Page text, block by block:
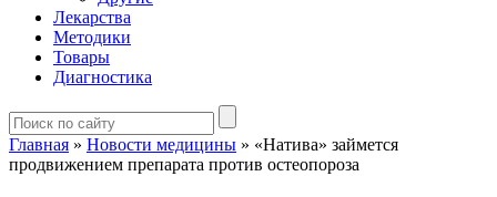
Лекарства
Методики
Товары
Диагностика
Главная » Новости медицины » «Натива» займется
продвижением препарата против остеопороза